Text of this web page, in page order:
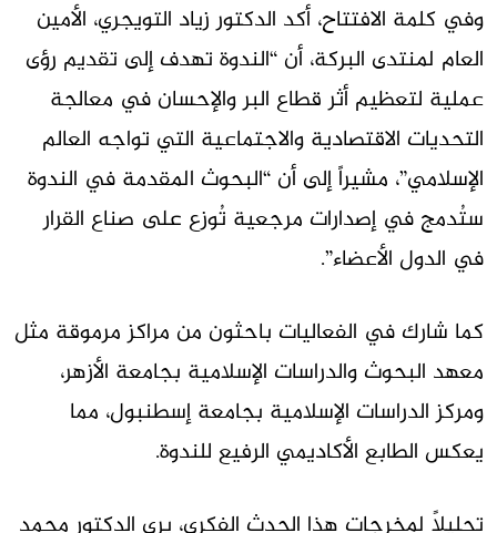
وفي كلمة الافتتاح، أكد الدكتور زياد التويجري، الأمين
العام لمنتدى البركة، أن “الندوة تهدف إلى تقديم رؤى
عملية لتعظيم أثر قطاع البر والإحسان في معالجة
التحديات الاقتصادية والاجتماعية التي تواجه العالم
الإسلامي”، مشيراً إلى أن “البحوث المقدمة في الندوة
ستُدمج في إصدارات مرجعية تُوزع على صناع القرار
في الدول الأعضاء”.
كما شارك في الفعاليات باحثون من مراكز مرموقة مثل
معهد البحوث والدراسات الإسلامية بجامعة الأزهر،
ومركز الدراسات الإسلامية بجامعة إسطنبول، مما
يعكس الطابع الأكاديمي الرفيع للندوة.